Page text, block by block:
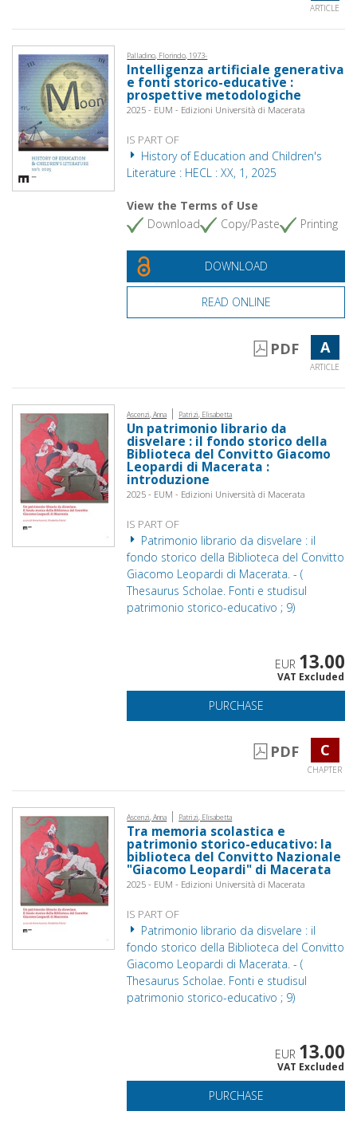
ARTICLE
Palladino, Florindo, 1973-
Intelligenza artificiale generativa
e fonti storico-educative :
prospettive metodologiche
2025 - EUM - Edizioni Università di Macerata
IS PART OF
History of Education and Children's
Literature : HECL : XX, 1, 2025
View the Terms of Use
Download
Copy/Paste Printing
DOWNLOAD
READ ONLINE
PDF A
ARTICLE
Ascenzi, Anna | Patrizi, Elisabetta
Un patrimonio librario da
disvelare : il fondo storico della
Biblioteca del Convitto Giacomo
Leopardi di Macerata :
introduzione
2025 - EUM - Edizioni Università di Macerata
IS PART OF
Patrimonio librario da disvelare : il
fondo storico della Biblioteca del Convitto
Giacomo Leopardi di Macerata. - (
Thesaurus Scholae. Fonti e studisul
patrimonio storico-educativo ; 9)
EUR 13.00
VAT Excluded
PURCHASE
PDF C
CHAPTER
Ascenzi, Anna | Patrizi, Elisabetta
Tra memoria scolastica e
patrimonio storico-educativo: la
biblioteca del Convitto Nazionale
"Giacomo Leopardi" di Macerata
2025 - EUM - Edizioni Università di Macerata
IS PART OF
Patrimonio librario da disvelare : il
fondo storico della Biblioteca del Convitto
Giacomo Leopardi di Macerata. - (
Thesaurus Scholae. Fonti e studisul
patrimonio storico-educativo ; 9)
EUR 13.00
VAT Excluded
PURCHASE